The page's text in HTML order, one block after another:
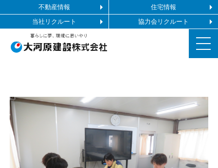
不動産情報
住宅情報
当社リクルート
協力会リクルート
施工ギャラリー
事業内容